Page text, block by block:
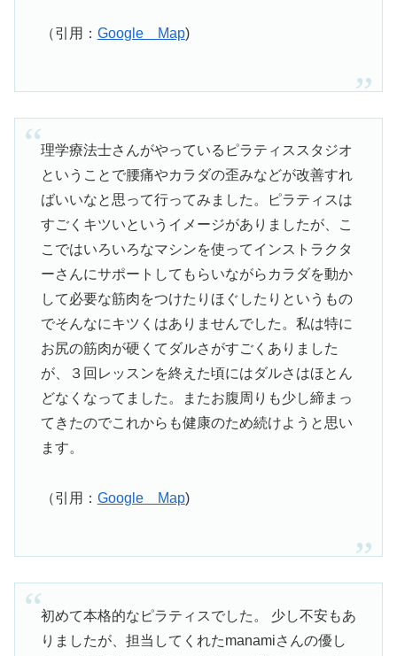
（引用： Google Map)
理学療法士さんがやっているピラティススタジオ
ということで腰痛やカラダの歪みなどが改善すれ
ばいいなと思って行ってみました。ピラティスは
すごくキツいというイメージがありましたが、こ
こではいろいろなマシンを使ってインストラクタ
ーさんにサポートしてもらいながらカラダを動か
して必要な筋肉をつけたりほぐしたりというもの
でそんなにキツくはありませんでした。私は特に
お尻の筋肉が硬くてダルさがすごくありました
が、３回レッスンを終えた頃にはダルさはほとん
どなくなってました。またお腹周りも少し締まっ
てきたのでこれからも健康のため続けようと思い
ます。
（引用： Google Map)
初めて本格的なピラティスでした。 少し不安もあ
りましたが、担当してくれたmanamiさんの優し